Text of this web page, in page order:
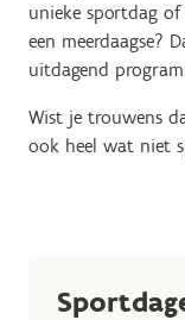
unieke sportdag
een meerdaagse?
uitdagend
Wist je trouwens
ook heel wat niet